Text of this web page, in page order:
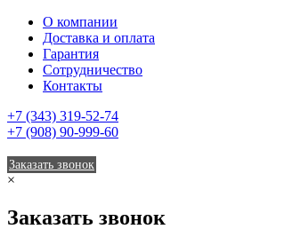
О компании
Доставка и оплата
Гарантия
Сотрудничество
Контакты
+7 (343) 319-52-74
+7 (908) 90-999-60
Заказать звонок
×
Заказать звонок